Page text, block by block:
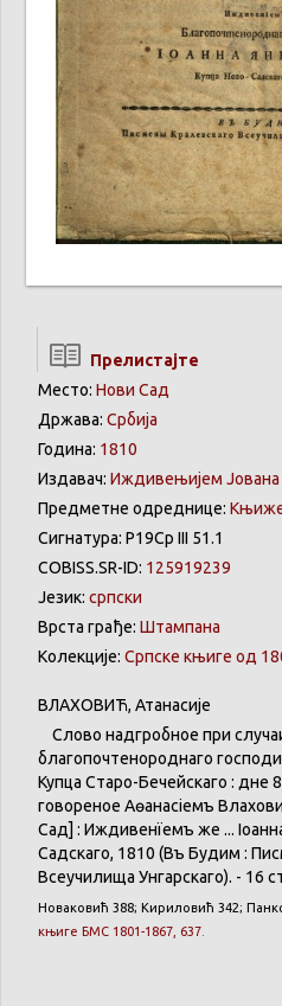
Прелистајте
Место: Нови Сад
Држава: Србија
Година: 1810
Издавач: Иждивењијем Јована
Предметне одреднице:
Сигнатура: Р19Ср III 51.1
COBISS.SR-ID: 125919239
Језик: српски
Врста грађе: Штампана
Колекције: Српске књиге од
ВЛАХОВИЋ, Атанасије
Слово надгробное при
благопочтенороднаго
Купца Старо-Бечейскаго : дне
говореное Аөанасіемъ
Сад] : Иждивенїемъ же ...
Садскаго, 1810 (Въ Будимѣ :
Всеучилища Унгарскаго). - 16
Новаковић 388; Кириловић 342;
књиге БМС 1801-1867, 637.